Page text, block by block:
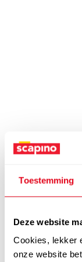
Toestemming
Deze website
Cookies, lekker
onze website